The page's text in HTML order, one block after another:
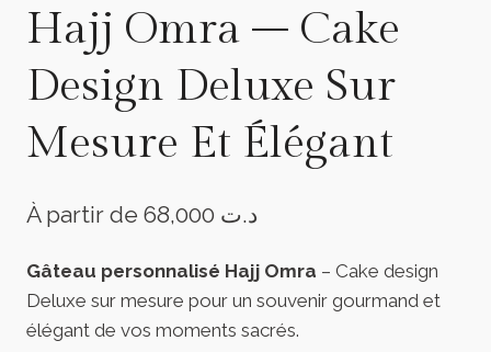
Hajj Omra – Cake
Design Deluxe Sur
Mesure Et Élégant
À partir de د.ت
Gâteau personnalisé Hajj Omra – Cake design
Deluxe sur mesure pour un souvenir gourmand et
élégant de vos moments sacrés.